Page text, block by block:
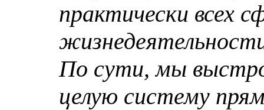
практически всех
По сути, мы
целую систему